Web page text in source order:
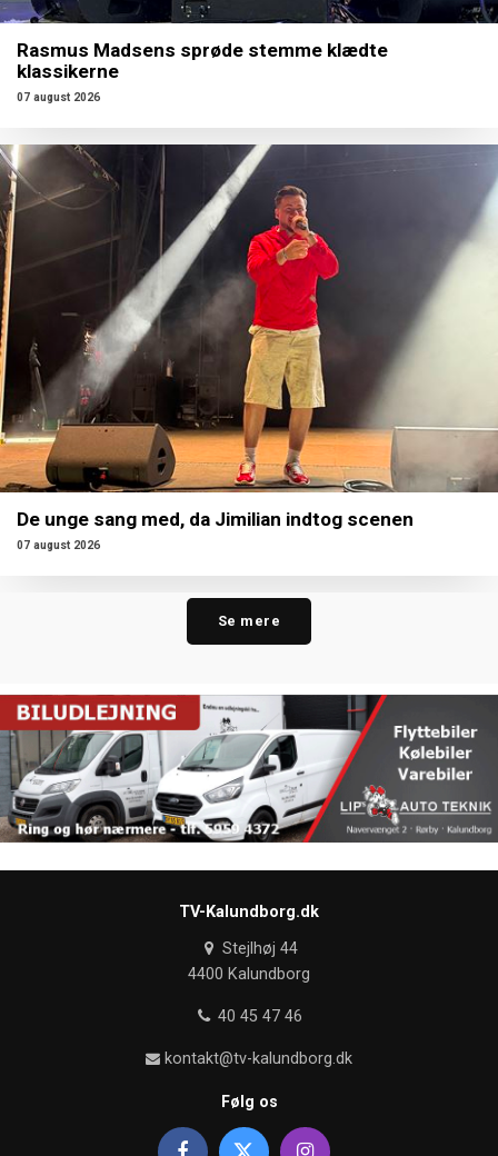
Rasmus Madsens sprøde stemme klædte
klassikerne
07 august 2026
De unge sang med, da Jimilian indtog scenen
07 august 2026
Se mere
TV-Kalundborg.dk
Stejlhøj 44
4400 Kalundborg
40 45 47 46
kontakt@tv-kalundborg.dk
Følg os